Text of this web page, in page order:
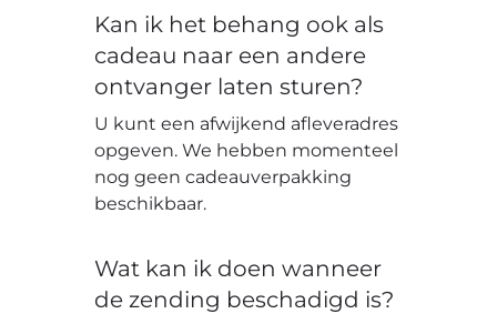
Kan ik het behang ook als
cadeau naar een andere
ontvanger laten sturen?
U kunt een afwijkend afleveradres
opgeven. We hebben momenteel
nog geen cadeauverpakking
beschikbaar.
Wat kan ik doen wanneer
de zending beschadigd is?